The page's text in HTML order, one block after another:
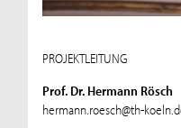
PROJEKTLEITUNG
Prof. Dr. Hermann Rösch
hermann.roesch@th-